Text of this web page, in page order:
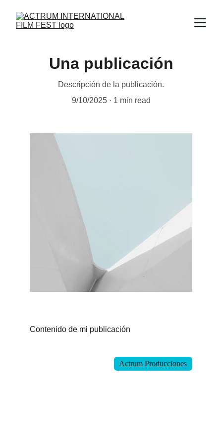
Una publicación
Descripción de la publicación.
9/10/2025
1 min read
Contenido de mi publicación
Actrum Producciones